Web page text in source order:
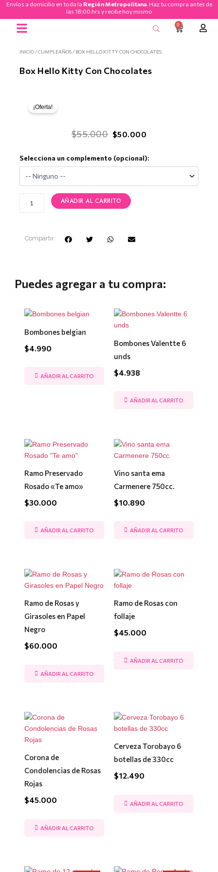
contenido
Envíos a domicilio en toda la Región Metropolitana. Haz tu compra antes de
las 18:00 hrs y recibe hoy mismo
0
CART
INICIO /CUMPLEAÑOS / BOX HELLO KITTY CON CHOCOLATES
Box Hello Kitty Con Chocolates
¡Oferta!
$55.000 El
original
$50.000
actual
Selecciona un complemento (opcional):
Box
Hello
Kitty
con
Chocolates
cantidad
AÑADIR AL CARRITO
Compartir:
Puedes agregar a tu compra:
Bombones belgian
$4.990
AÑADIR AL CARRITO
Bombones Valentte 6
unds
$4.938
AÑADIR AL CARRITO
Ramo Preservado
Rosado «Te amo»
$30.000
AÑADIR AL CARRITO
Vino santa ema
Carmenere 750cc.
$10.890
AÑADIR AL CARRITO
Ramo de Rosas y
Girasoles en Papel
Negro
$60.000
AÑADIR AL CARRITO
Ramo de Rosas con
follaje
$45.000
AÑADIR AL CARRITO
Corona de
Condolencias de Rosas
Rojas
$45.000
AÑADIR AL CARRITO
Cerveza Torobayo 6
botellas de 330cc
$12.490
AÑADIR AL CARRITO